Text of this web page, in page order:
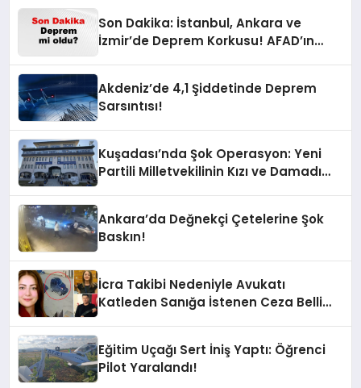
Son Dakika: İstanbul, Ankara ve
İzmir’de Deprem Korkusu! AFAD’ın
Akdeniz’de 4,1 Şiddetinde Deprem
Sarsıntısı!
Kuşadası’nda Şok Operasyon: Yeni
Partili Milletvekilinin Kızı ve Damadı
Ankara’da Değnekçi Çetelerine Şok
Baskın!
İcra Takibi Nedeniyle Avukatı
Katleden Sanığa İstenen Ceza Belli
Eğitim Uçağı Sert İniş Yaptı: Öğrenci
Pilot Yaralandı!